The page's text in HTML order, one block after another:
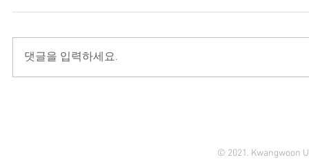
댓글을 입력하세요.
© 2021. Kwangwoon